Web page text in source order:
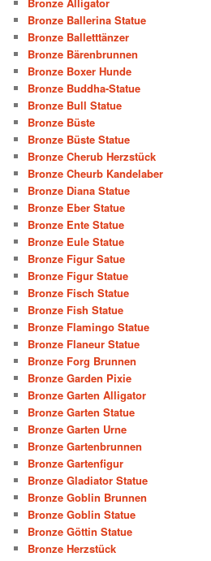
Bronze Ballerina Statue
Bronze Balletttänzer
Bronze Bärenbrunnen
Bronze Boxer Hunde
Bronze Buddha-Statue
Bronze Bull Statue
Bronze Büste
Bronze Büste Statue
Bronze Cherub Herzstück
Bronze Cheurb Kandelaber
Bronze Diana Statue
Bronze Eber Statue
Bronze Ente Statue
Bronze Eule Statue
Bronze Figur Satue
Bronze Figur Statue
Bronze Fisch Statue
Bronze Fish Statue
Bronze Flamingo Statue
Bronze Flaneur Statue
Bronze Forg Brunnen
Bronze Garden Pixie
Bronze Garten Alligator
Bronze Garten Statue
Bronze Garten Urne
Bronze Gartenbrunnen
Bronze Gartenfigur
Bronze Gladiator Statue
Bronze Goblin Brunnen
Bronze Goblin Statue
Bronze Göttin Statue
Bronze Herzstück